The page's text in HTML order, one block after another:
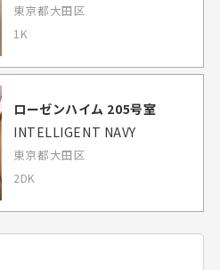
東京都大田区
1K
ローゼンハイム 205号室
INTELLIGENT NAVY
東京都大田区
2DK